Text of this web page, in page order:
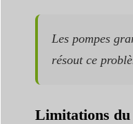
Les pompes
résout ce
Limitations du